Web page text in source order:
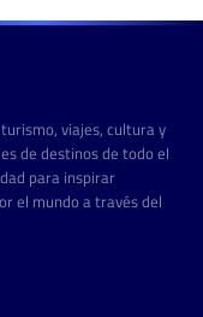
viajes, cultura y
de destinos de todo el
para inspirar
el mundo a través del